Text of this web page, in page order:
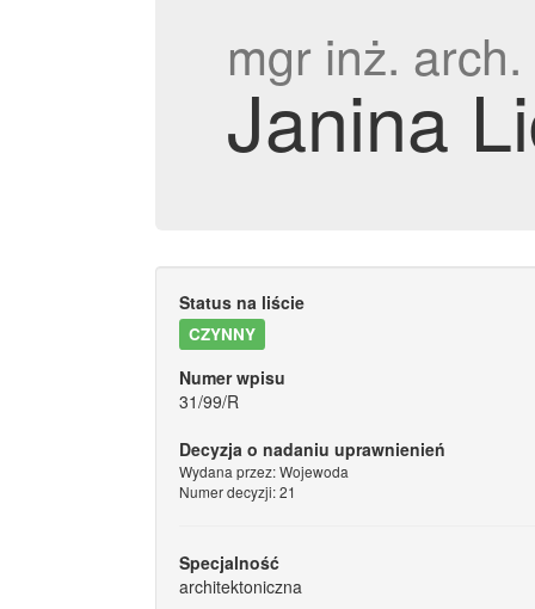
mgr inż. arch.
Janina
Status na liście
CZYNNY
Numer wpisu
31/99/R
Decyzja o nadaniu uprawnienień
Wydana przez: Wojewoda
Numer decyzji: 21
Specjalność
architektoniczna